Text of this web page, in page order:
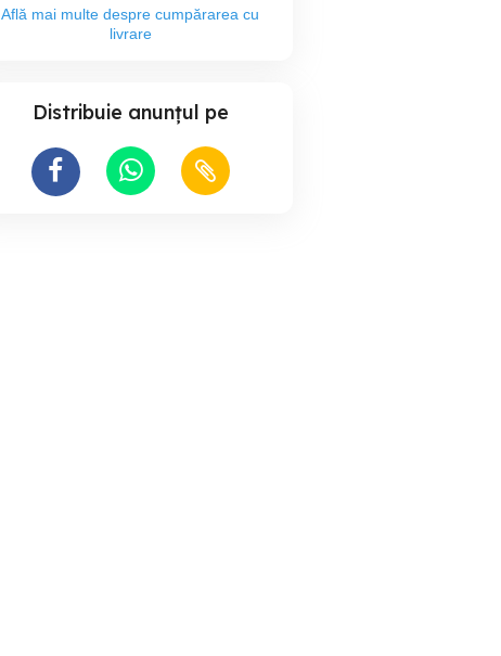
Află mai multe despre cumpărarea cu
livrare
Distribuie anunțul pe